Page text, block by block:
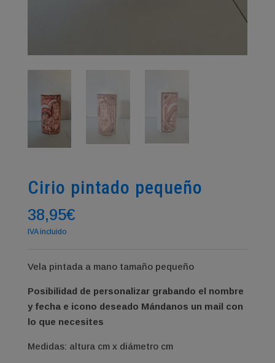
Cirio pintado pequeño
38,95€
IVA incluido
Vela pintada a mano tamaño pequeño
Posibilidad de personalizar grabando el nombre
y fecha e icono deseado Mándanos un mail con
lo que necesites
Medidas: altura cm x diámetro cm